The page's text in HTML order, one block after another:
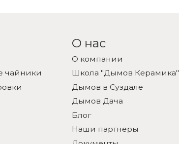
чайники
О нас
О компании
Школа "Дымов Керамика"
Дымов в Суздале
Дымов Дача
Блог
Наши партнеры